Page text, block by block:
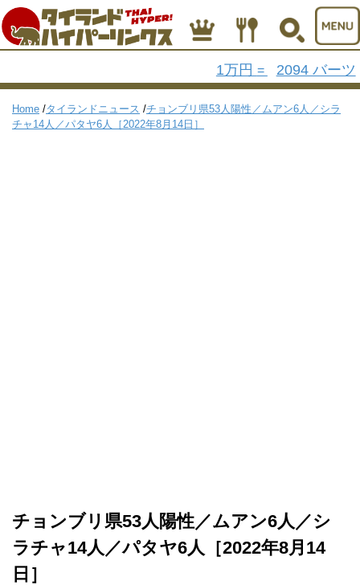
1万円 = 2094 バーツ
Home /タイランドニュース /チョンブリ県53人陽性／ムアン6人／シラ
チャ14人／パタヤ6人［2022年8月14日］
チョンブリ県53人陽性／ムアン6人／シ
ラチャ14人／パタヤ6人［2022年8月14
日］